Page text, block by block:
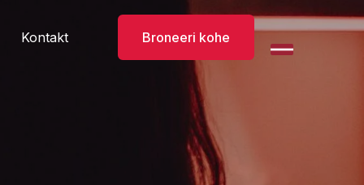
Kontakt Broneeri kohe